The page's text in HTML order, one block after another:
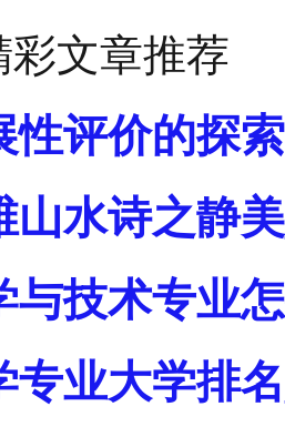
文章推荐
性评价的探
山水诗之静
与技术专业
专业大学排